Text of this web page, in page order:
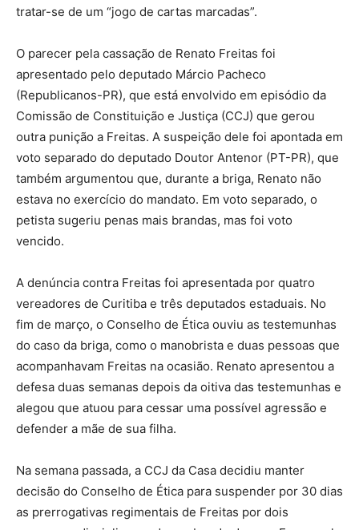
tratar-se de um “jogo de cartas marcadas”.
O parecer pela cassação de Renato Freitas foi
apresentado pelo deputado Márcio Pacheco
(Republicanos-PR), que está envolvido em episódio da
Comissão de Constituição e Justiça (CCJ) que gerou
outra punição a Freitas. A suspeição dele foi apontada em
voto separado do deputado Doutor Antenor (PT-PR), que
também argumentou que, durante a briga, Renato não
estava no exercício do mandato. Em voto separado, o
petista sugeriu penas mais brandas, mas foi voto
vencido.
A denúncia contra Freitas foi apresentada por quatro
vereadores de Curitiba e três deputados estaduais. No
fim de março, o Conselho de Ética ouviu as testemunhas
do caso da briga, como o manobrista e duas pessoas que
acompanhavam Freitas na ocasião. Renato apresentou a
defesa duas semanas depois da oitiva das testemunhas e
alegou que atuou para cessar uma possível agressão e
defender a mãe de sua filha.
Na semana passada, a CCJ da Casa decidiu manter
decisão do Conselho de Ética para suspender por 30 dias
as prerrogativas regimentais de Freitas por dois